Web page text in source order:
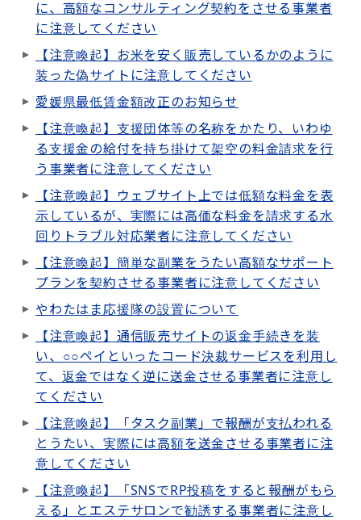
に、高額なコンサルティング契約をさせる事業者
に注意してください
【注意喚起】お米を安く販売しているかのように
装った偽サイトに注意してください
愛媛県最低賃金額改正のお知らせ
【注意喚起】支援団体等の名称をかたり、いわゆ
る支援金の給付を持ち掛けて架空の料金請求を行
う事業者に注意してください
【注意喚起】ウェブサイト上では低額な料金を表
示しているが、実際には高価な料金を請求する水
回りトラブル対応業者に注意してください
【注意喚起】簡単な副業をうたい高額なサポート
プランを契約させる事業者に注意してください
やわたはま応援隊の設置について
【注意喚起】通信販売サイトの返金手続きを装
い、○○ペイといったコード決裁サービスを利用し
て、返金ではなく逆に送金させる事業者に注意し
てください
【注意喚起】「タスク副業」で報酬が支払われる
とうたい、実際には高額を送金させる事業者に注
意してください
【注意喚起】「SNSでRP投稿をすると報酬がもら
える」とエステサロンで勧誘する事業者に注意し